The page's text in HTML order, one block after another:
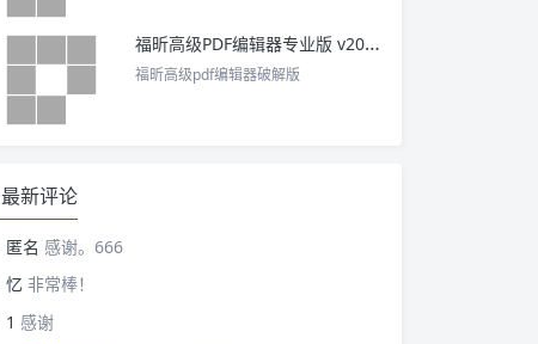
福昕高级PDF编辑器专业版 v2025 中文激活版
福昕高级pdf编辑器破解版
最新评论
匿名 感谢。666
忆 非常棒！
1 感谢